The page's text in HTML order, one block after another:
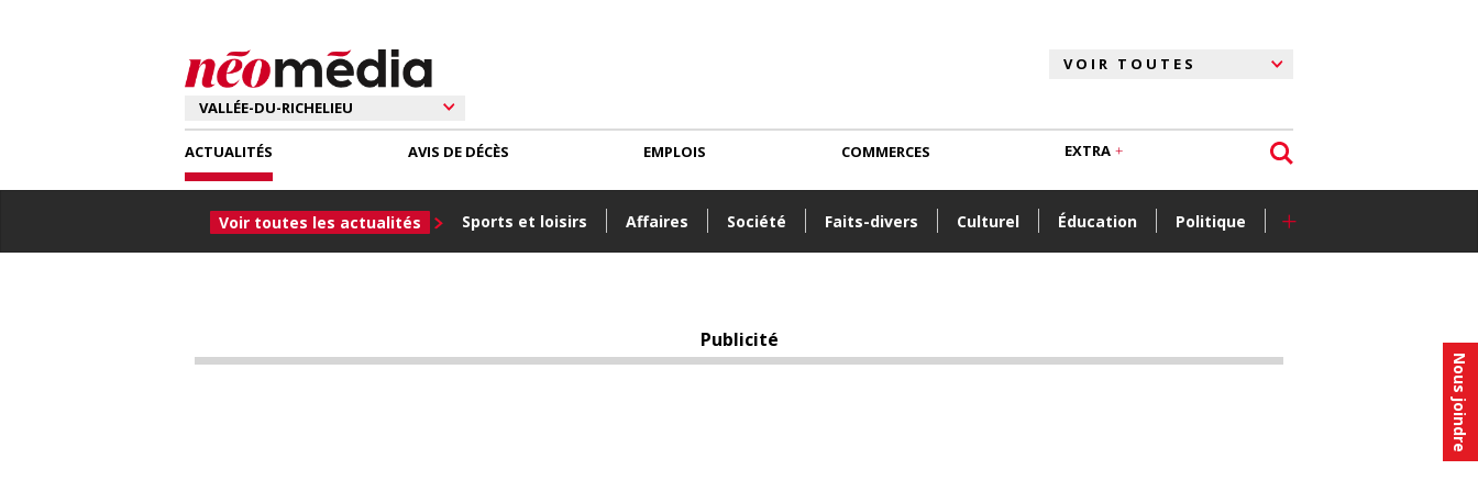
Nous joindre
ACTUALITÉS
Voir toutes les actualités Sports et loisirs Affaires Société Faits-divers Culturel Éducation Politique +
AVIS DE DÉCÈS EMPLOIS COMMERCES EXTRA
Publicité